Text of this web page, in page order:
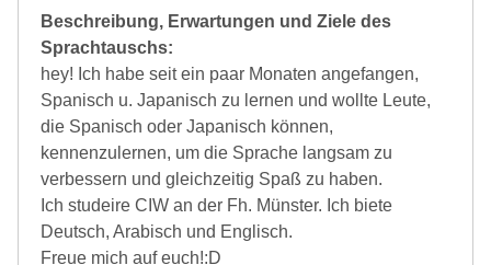
Beschreibung, Erwartungen und Ziele des
Sprachtauschs:
hey! Ich habe seit ein paar Monaten angefangen,
Spanisch u. Japanisch zu lernen und wollte Leute,
die Spanisch oder Japanisch können,
kennenzulernen, um die Sprache langsam zu
verbessern und gleichzeitig Spaß zu haben.
Ich studeire CIW an der Fh. Münster. Ich biete
Deutsch, Arabisch und Englisch.
Freue mich auf euch!:D